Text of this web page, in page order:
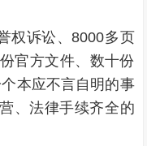
权诉讼、8000多页
官方文件、数十份
本应不言自明的事
、法律手续齐全的